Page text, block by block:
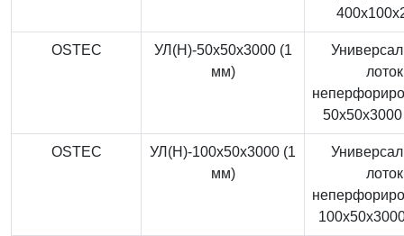
OSTEC
УЛ(Н)-50x50x3000 (1
мм)
лоток
OSTEC
УЛ(Н)-100x50x3000 (1
мм)
лоток